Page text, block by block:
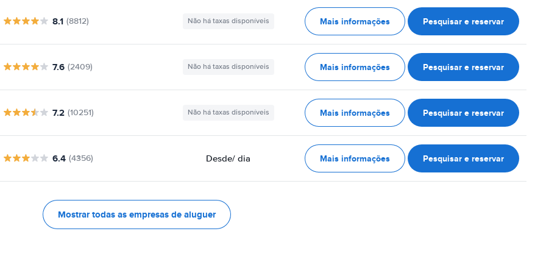
8.1 (8812) Não há taxas disponíveis Mais informações Pesquisar e reservar
7.6 (2409) Não há taxas disponíveis Mais informações Pesquisar e reservar
7.2 (10251) Não há taxas disponíveis Mais informações Pesquisar e reservar
6.4 (4356) Desde/ dia Mais informações Pesquisar e reservar
Mostrar todas as empresas de aluguer